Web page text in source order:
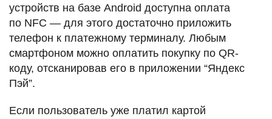
устройств на базе Android доступна оплата
по NFC — для этого достаточно приложить
телефон к платежному терминалу. Любым
смартфоном можно оплатить покупку по QR-
коду, отсканировав его в приложении “Яндекс
Пэй”.
Если пользователь уже платил картой